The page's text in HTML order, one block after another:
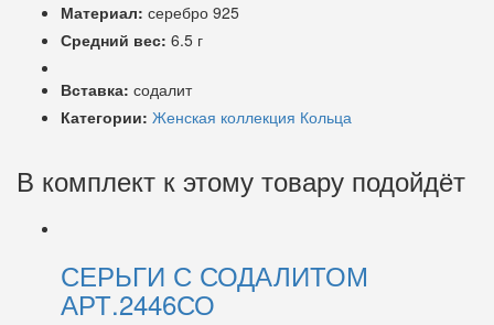
Материал: серебро 925
Средний вес: 6.5 г
Вставка: содалит
Категории: Женская коллекция Кольца
В комплект к этому товару подойдёт
СЕРЬГИ С СОДАЛИТОМ
АРТ.2446СО